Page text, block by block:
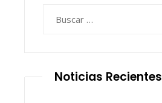
Noticias Recientes